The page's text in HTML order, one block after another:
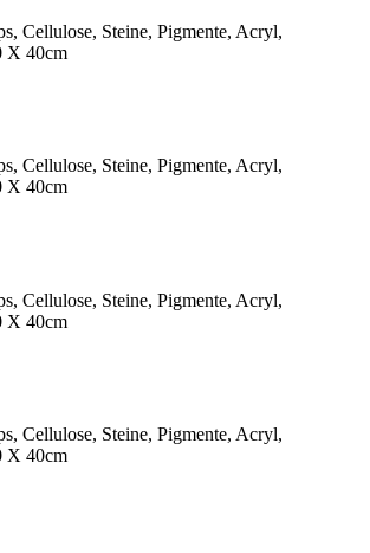
Cellulose, Steine, Pigmente, Acryl,
X 40cm
Cellulose, Steine, Pigmente, Acryl,
X 40cm
Cellulose, Steine, Pigmente, Acryl,
X 40cm
Cellulose, Steine, Pigmente, Acryl,
X 40cm